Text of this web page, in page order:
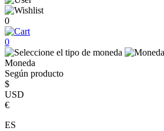
0
0
Moneda
Según producto
$
USD
€
ES